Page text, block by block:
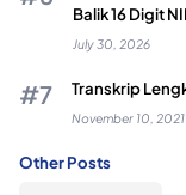
Balik 16 Digit
July 30, 2026
Transkrip
November 10, 2021
Other Posts